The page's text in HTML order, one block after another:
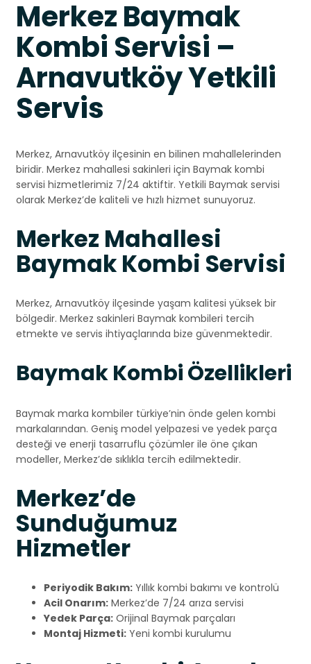
Merkez Baymak
Kombi Servisi –
Arnavutköy Yetkili
Servis
Merkez, Arnavutköy ilçesinin en bilinen mahallelerinden
biridir. Merkez mahallesi sakinleri için Baymak kombi
servisi hizmetlerimiz 7/24 aktiftir. Yetkili Baymak servisi
olarak Merkez’de kaliteli ve hızlı hizmet sunuyoruz.
Merkez Mahallesi
Baymak Kombi Servisi
Merkez, Arnavutköy ilçesinde yaşam kalitesi yüksek bir
bölgedir. Merkez sakinleri Baymak kombileri tercih
etmekte ve servis ihtiyaçlarında bize güvenmektedir.
Baymak Kombi Özellikleri
Baymak marka kombiler türkiye’nin önde gelen kombi
markalarından. Geniş model yelpazesi ve yedek parça
desteği ve enerji tasarruflu çözümler ile öne çıkan
modeller, Merkez’de sıklıkla tercih edilmektedir.
Merkez’de
Sunduğumuz
Hizmetler
Periyodik Bakım: Yıllık kombi bakımı ve kontrolü
Acil Onarım: Merkez’de 7/24 arıza servisi
Yedek Parça: Orijinal Baymak parçaları
Montaj Hizmeti: Yeni kombi kurulumu